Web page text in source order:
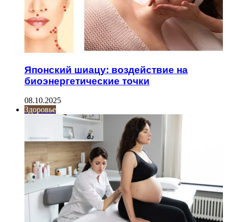
Японский шиацу: воздействие на
биоэнергетические точки
08.10.2025
Здоровье